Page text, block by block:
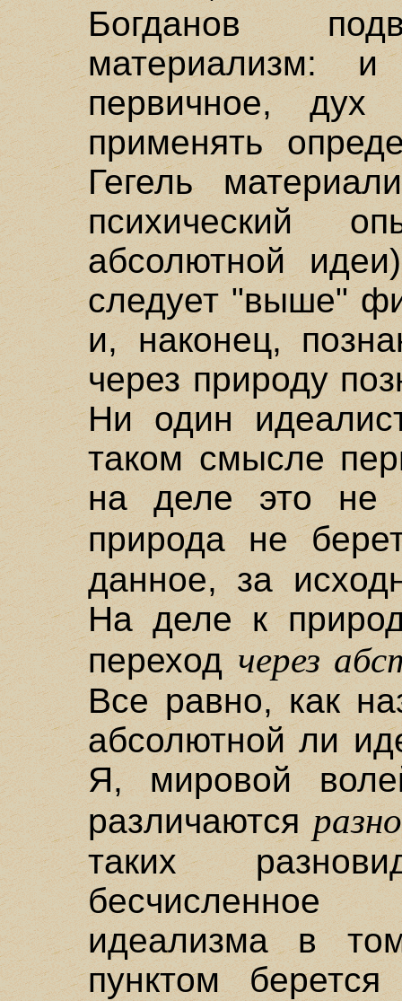
Богданов
материализм:
первичное, дух
применять
Гегель
психический
абсолютной
следует "выше"
и, наконец,
через природу
Ни один
таком смысле
на деле это не
природа не
данное, за
На деле к
переход через
Все равно, как
абсолютной ли
Я, мировой
различаются
таких
идеализма в
пунктом